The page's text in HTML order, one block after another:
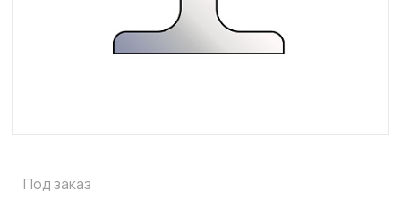
Под заказ